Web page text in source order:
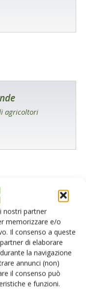
nostri partner
memorizzare e/o
Il consenso a queste
di elaborare
la navigazione
annunci (non)
il consenso può
e funzioni.
agricoltori
mondo